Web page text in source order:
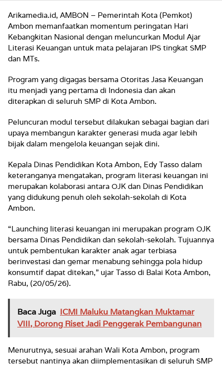
Arikamedia.id, AMBON – Pemerintah Kota (Pemkot)
Ambon memanfaatkan momentum peringatan Hari
Kebangkitan Nasional dengan meluncurkan Modul Ajar
Literasi Keuangan untuk mata pelajaran IPS tingkat SMP
dan MTs.
Program yang digagas bersama Otoritas Jasa Keuangan
itu menjadi yang pertama di Indonesia dan akan
diterapkan di seluruh SMP di Kota Ambon.
Peluncuran modul tersebut dilakukan sebagai bagian dari
upaya membangun karakter generasi muda agar lebih
bijak dalam mengelola keuangan sejak dini.
Kepala Dinas Pendidikan Kota Ambon, Edy Tasso dalam
keteranganya mengatakan, program literasi keuangan ini
merupakan kolaborasi antara OJK dan Dinas Pendidikan
yang didukung penuh oleh sekolah-sekolah di Kota
Ambon.
“Launching literasi keuangan ini merupakan program OJK
bersama Dinas Pendidikan dan sekolah-sekolah. Tujuannya
untuk pembentukan karakter anak agar terbiasa
berinvestasi dan gemar menabung sehingga pola hidup
konsumtif dapat ditekan,” ujar Tasso di Balai Kota Ambon,
Rabu, (20/05/26).
Baca Juga ICMI Maluku Matangkan Muktamar
VIII, Dorong Riset Jadi Penggerak Pembangunan
Menurutnya, sesuai arahan Wali Kota Ambon, program
tersebut nantinya akan diimplementasikan di seluruh SMP